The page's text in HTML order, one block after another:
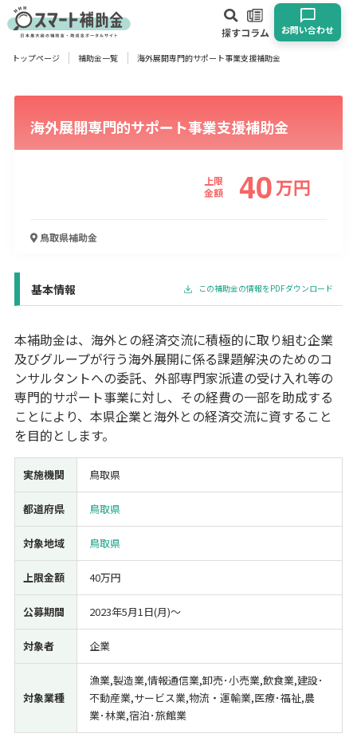
探すコラム お問い合わせ
対象
企業 団体 個人 その他
業種
宿泊･旅館業
その他
使い道
経営改善・経営強化 販路拡大 海外展開 設備投資
IT導入
人材採用・雇用
人材育成・福利厚生
特許・知的財産
起業・創業
事業承継 災害・被災者支援
コロナ関連
環境・省エネ
受付中のみ
トップページ 補助金一覧 海外展開専門的サポート事業支援補助金
海外展開専門的サポート事業支援補助金
上限
金額
40万円
鳥取県補助金
基本情報 この補助金の情報をPDFダウンロード
本補助金は、海外との経済交流に積極的に取り組む企業
及びグループが行う海外展開に係る課題解決のためのコ
ンサルタントへの委託、外部専門家派遣の受け入れ等の
専門的サポート事業に対し、その経費の一部を助成する
ことにより、本県企業と海外との経済交流に資すること
を目的とします。
実施機関 鳥取県
都道府県 鳥取県
対象地域 鳥取県
上限金額 40万円
公募期間 2023年5月1日(月)〜
対象者 企業
対象業種
漁業,製造業,情報通信業,卸売･小売業,飲食業,建設･
不動産業,サービス業,物流・運輸業,医療･福祉,農
業･林業,宿泊･旅館業